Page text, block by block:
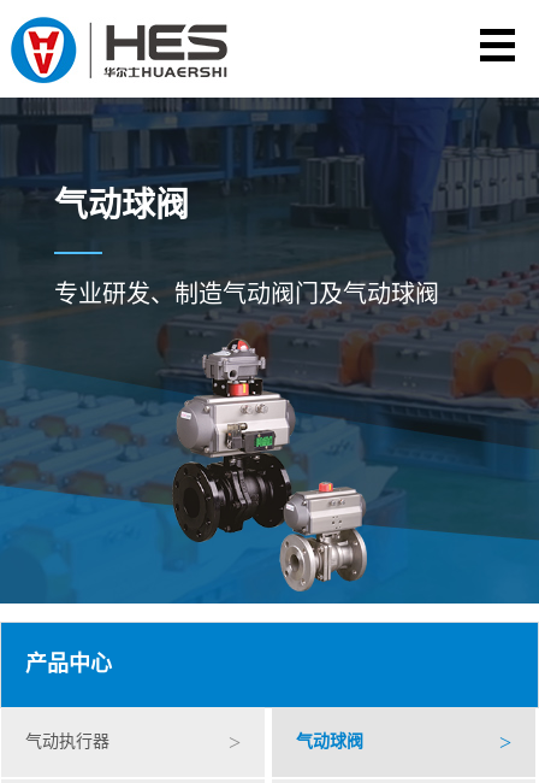
气动球阀
专业研发、制造气动阀门及气动球阀
产品中心
气动执行器 > 气动球阀 >